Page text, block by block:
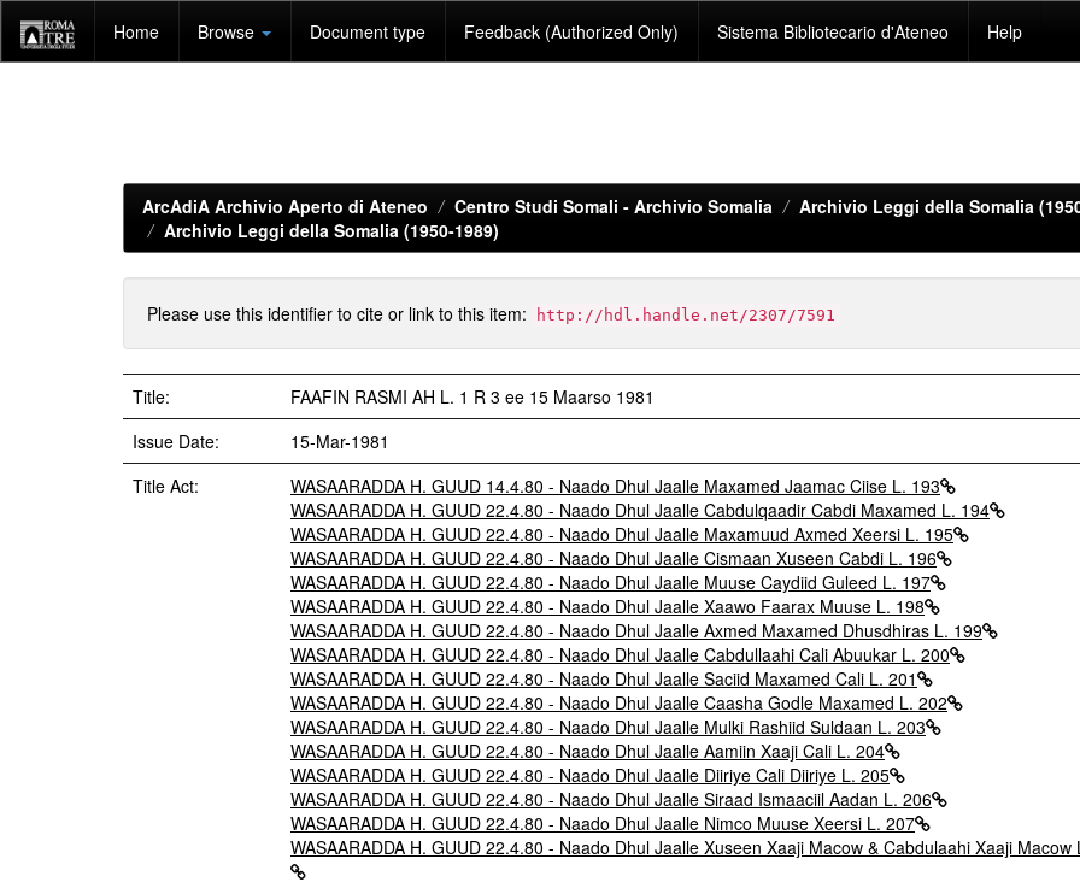
navigation
Home Browse Document type Feedback (Authorized Only) Sistema Bibliotecario d'Ateneo Help
ArcAdiA Archivio Aperto di Ateneo Centro Studi Somali - Archivio Somalia
Archivio Leggi della Somalia
Archivio Leggi della Somalia (1950-1989)
Please use this identifier to cite or link to this item: http://hdl.handle.net/2307/7591
Title:
FAAFIN RASMI AH L. 1 R 3 ee 15 Maarso 1981
Issue Date:
15-Mar-1981
Title Act:
WASAARADDA H. GUUD 14.4.80 - Naado Dhul Jaalle Maxamed Jaamac Ciise L. 193
WASAARADDA H. GUUD 22.4.80 - Naado Dhul Jaalle Cabdulqaadir Cabdi Maxamed L. 194
WASAARADDA H. GUUD 22.4.80 - Naado Dhul Jaalle Maxamuud Axmed Xeersi L. 195
WASAARADDA H. GUUD 22.4.80 - Naado Dhul Jaalle Cismaan Xuseen Cabdi L. 196
WASAARADDA H. GUUD 22.4.80 - Naado Dhul Jaalle Muuse Caydiid Guleed L. 197
WASAARADDA H. GUUD 22.4.80 - Naado Dhul Jaalle Xaawo Faarax Muuse L. 198
WASAARADDA H. GUUD 22.4.80 - Naado Dhul Jaalle Axmed Maxamed Dhusdhiras L. 199
WASAARADDA H. GUUD 22.4.80 - Naado Dhul Jaalle Cabdullaahi Cali Abuukar L. 200
WASAARADDA H. GUUD 22.4.80 - Naado Dhul Jaalle Saciid Maxamed Cali L. 201
WASAARADDA H. GUUD 22.4.80 - Naado Dhul Jaalle Caasha Godle Maxamed L. 202
WASAARADDA H. GUUD 22.4.80 - Naado Dhul Jaalle Mulki Rashiid Suldaan L. 203
WASAARADDA H. GUUD 22.4.80 - Naado Dhul Jaalle Aamiin Xaaji Cali L. 204
WASAARADDA H. GUUD 22.4.80 - Naado Dhul Jaalle Diiriye Cali Diiriye L. 205
WASAARADDA H. GUUD 22.4.80 - Naado Dhul Jaalle Siraad Ismaaciil Aadan L. 206
WASAARADDA H. GUUD 22.4.80 - Naado Dhul Jaalle Nimco Muuse Xeersi L. 207
WASAARADDA H. GUUD 22.4.80 - Naado Dhul Jaalle Xuseen Xaaji Macow & Cabdulaahi Xaaji Macow